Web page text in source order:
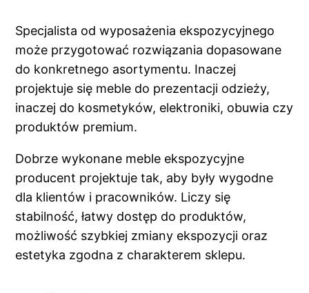
Specjalista od wyposażenia ekspozycyjnego
może przygotować rozwiązania dopasowane
do konkretnego asortymentu. Inaczej
projektuje się meble do prezentacji odzieży,
inaczej do kosmetyków, elektroniki, obuwia czy
produktów premium.
Dobrze wykonane meble ekspozycyjne
producent projektuje tak, aby były wygodne
dla klientów i pracowników. Liczy się
stabilność, łatwy dostęp do produktów,
możliwość szybkiej zmiany ekspozycji oraz
estetyka zgodna z charakterem sklepu.